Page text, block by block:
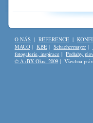
O NÁS | REFERENCE |
MACO | KBE | Schachermayer |
fotogalerie, inspirace | Podlahy,
© A+BX Okna 2009 | Všechna